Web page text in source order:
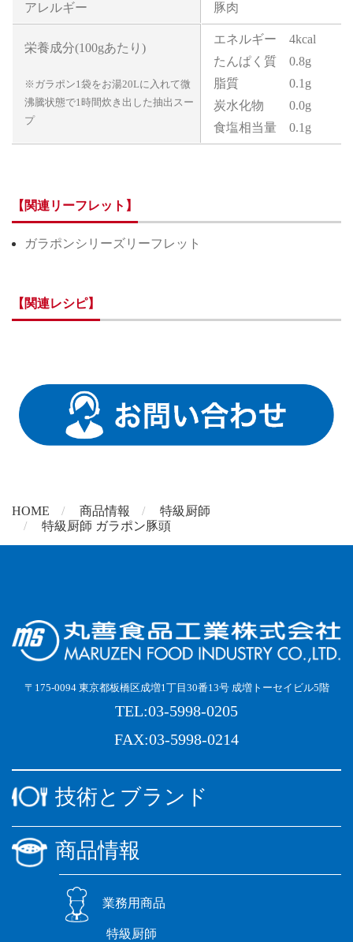
アレルギー 豚肉
栄養成分(100gあたり)
※ガラポン1袋をお湯20Lに入れて微
沸騰状態で1時間炊き出した抽出スー
プ
エネルギー 4kcal
たんぱく質 0.8g
脂質 0.1g
炭水化物 0.0g
食塩相当量 0.1g
【関連リーフレット】
ガラポンシリーズリーフレット
【関連レシピ】
HOME 商品情報
特級厨師
特級厨師 ガラポン豚頭
〒175-0094 東京都板橋区成増1丁目30番13号 成増トーセイビル5階
TEL:03-5998-0205
FAX:03-5998-0214
技術とブランド
商品情報
業務用商品
特級厨師